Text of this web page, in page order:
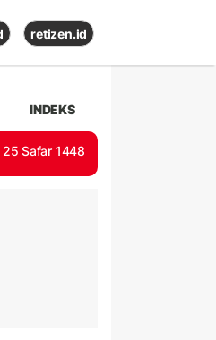
retizen.id
INDEKS
25 Safar 1448